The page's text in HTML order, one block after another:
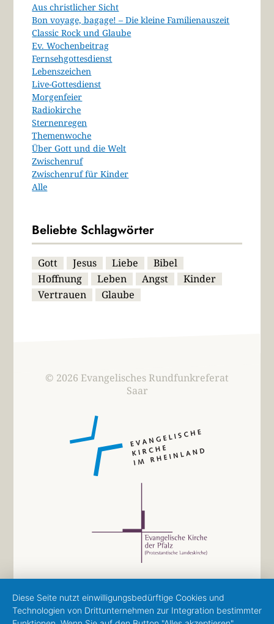
Aus christlicher Sicht
Bon voyage, bagage! – Die kleine Familienauszeit
Classic Rock und Glaube
Ev. Wochenbeitrag
Fernsehgottesdienst
Lebenszeichen
Live-Gottesdienst
Morgenfeier
Radiokirche
Sternenregen
Themenwoche
Über Gott und die Welt
Zwischenruf
Zwischenruf für Kinder
Alle
Beliebte Schlagwörter
Gott Jesus Liebe
Bibel
Hoffnung
Leben Angst
Kinder
Vertrauen
Glaube
© 2026 Evangelisches Rundfunkreferat
Saar
Diese Seite nutzt einwilligungsbedürftige Cookies und
Technologien von Drittunternehmen zur Integration bestimmter